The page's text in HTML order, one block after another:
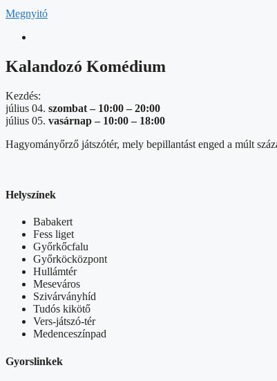
Megnyitó
Kalandozó Komédium
Kezdés:
július 04. szombat – 10:00–20:00
július 05. vasárnap – 10:00– 18:00
Hagyományőrző játszótér, mely bepillantást enged a múlt
Helyszínek
Babakert
Fess liget
Győrkőcfalu
Győrköcközpont
Hullámtér
Meseváros
Szivárványhíd
Tudós kikötő
Vers-játszó-tér
Medenceszínpad
Gyorslinkek